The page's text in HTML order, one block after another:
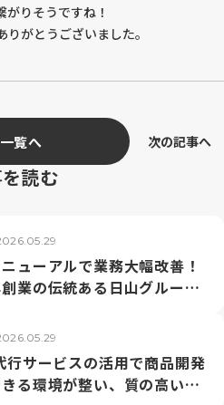
りそうですね！
がとうございました。
一覧へ 次の記事へ
読む
ューアルで業務大幅改善！
業の伝統ある日山グループ
行サービスの活用で商品開発
る環境が整い、質の高い価